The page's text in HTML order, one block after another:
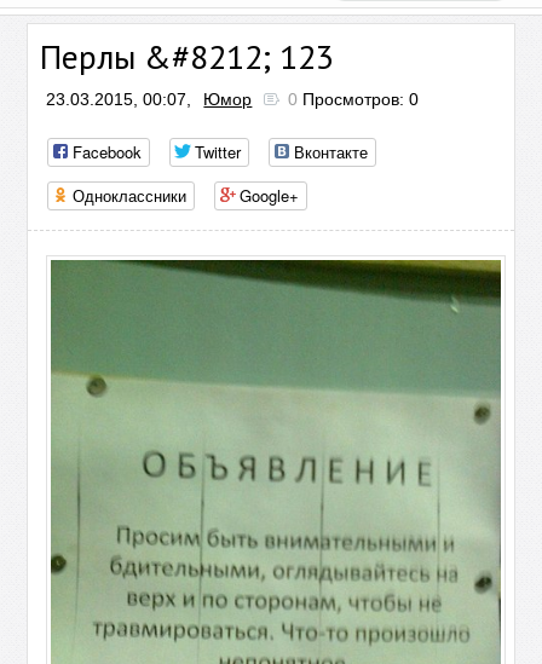
Перлы &#8212; 123
23.03.2015, 00:07, Юмор 0 Просмотров: 0
Facebook Twitter
Вконтакте
Одноклассники
Google+